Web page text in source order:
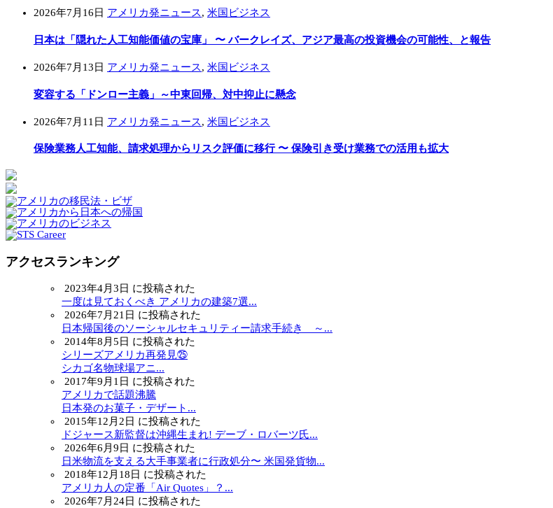
2026年7月16日 アメリカ発ニュース, 米国ビジネス
日本は「隠れた人工知能価値の宝庫」 〜 バークレイズ、アジア最高の投資機会の可能性、と報告
2026年7月13日 アメリカ発ニュース, 米国ビジネス
変容する「ドンロー主義」～中東回帰、対中抑止に懸念
2026年7月11日 アメリカ発ニュース, 米国ビジネス
保険業務人工知能、請求処理からリスク評価に移行 〜 保険引き受け業務での活用も拡大
アクセスランキング
2023年4月3日 に投稿された
一度は見ておくべき アメリカの建築7選...
2026年7月21日 に投稿された
日本帰国後のソーシャルセキュリティー請求手続き ～...
2014年8月5日 に投稿された
シリーズアメリカ再発見㉕
シカゴ名物球場アニ...
2017年9月1日 に投稿された
アメリカで話題沸騰
日本発のお菓子・デザート...
2015年12月2日 に投稿された
ドジャース新監督は沖縄生まれ! デーブ・ロバーツ氏...
2026年6月9日 に投稿された
日米物流を支える大手事業者に行政処分〜 米国発貨物...
2018年12月18日 に投稿された
アメリカ人の定番「Air Quotes」？...
2026年7月24日 に投稿された